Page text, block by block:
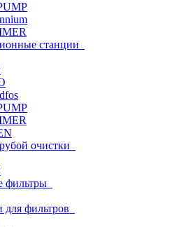
станции
очистки
фильтры
фильтров